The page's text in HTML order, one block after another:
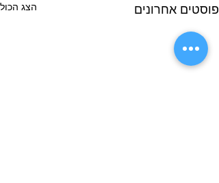
פוסטים אחרונים הצג הכול